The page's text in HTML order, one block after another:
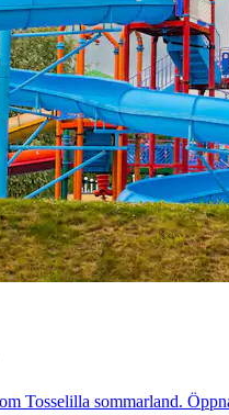
Tosselilla sommarland.